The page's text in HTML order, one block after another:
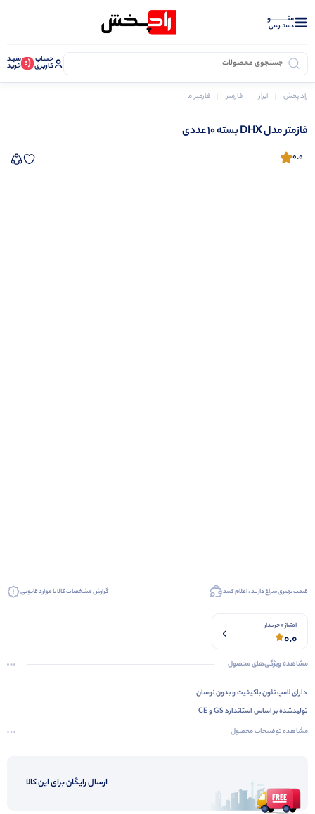
منــــــــــــو
دستــرسی
حساب
کاربری (: سبـد
خرید
راد پخش ابزار فازمتر فازمتر مدل DHX بسته 10 عددی
فازمتر مدل DHX بسته 10 عددی
0.0
قیمت بهتری سراغ دارید ، اعلام کنید گزارش مشخصات کالا یا موارد قانونی
امتیاز 0 خریدار
0.0
مشاهده ویژگی‌های محصول
دارای لامپ نئون باکیفیت و بدون نوسان
تولیدشده بر اساس استاندارد GS و CE
طراحی خوش‌فرم و خوش‌دست
مشاهده توضیحات محصول
ارسال رایگان برای این کالا